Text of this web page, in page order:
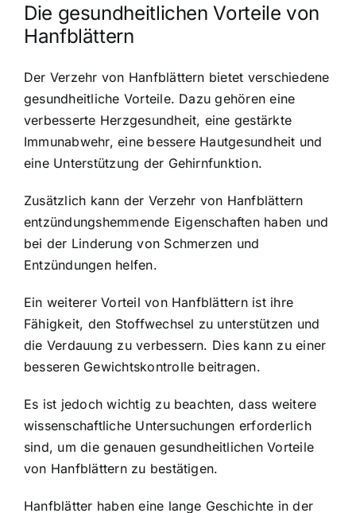
Die gesundheitlichen Vorteile von
Hanfblättern
Der Verzehr von Hanfblättern bietet verschiedene
gesundheitliche Vorteile. Dazu gehören eine
verbesserte Herzgesundheit, eine gestärkte
Immunabwehr, eine bessere Hautgesundheit und
eine Unterstützung der Gehirnfunktion.
Zusätzlich kann der Verzehr von Hanfblättern
entzündungshemmende Eigenschaften haben und
bei der Linderung von Schmerzen und
Entzündungen helfen.
Ein weiterer Vorteil von Hanfblättern ist ihre
Fähigkeit, den Stoffwechsel zu unterstützen und
die Verdauung zu verbessern. Dies kann zu einer
besseren Gewichtskontrolle beitragen.
Es ist jedoch wichtig zu beachten, dass weitere
wissenschaftliche Untersuchungen erforderlich
sind, um die genauen gesundheitlichen Vorteile
von Hanfblättern zu bestätigen.
Hanfblätter haben eine lange Geschichte in der